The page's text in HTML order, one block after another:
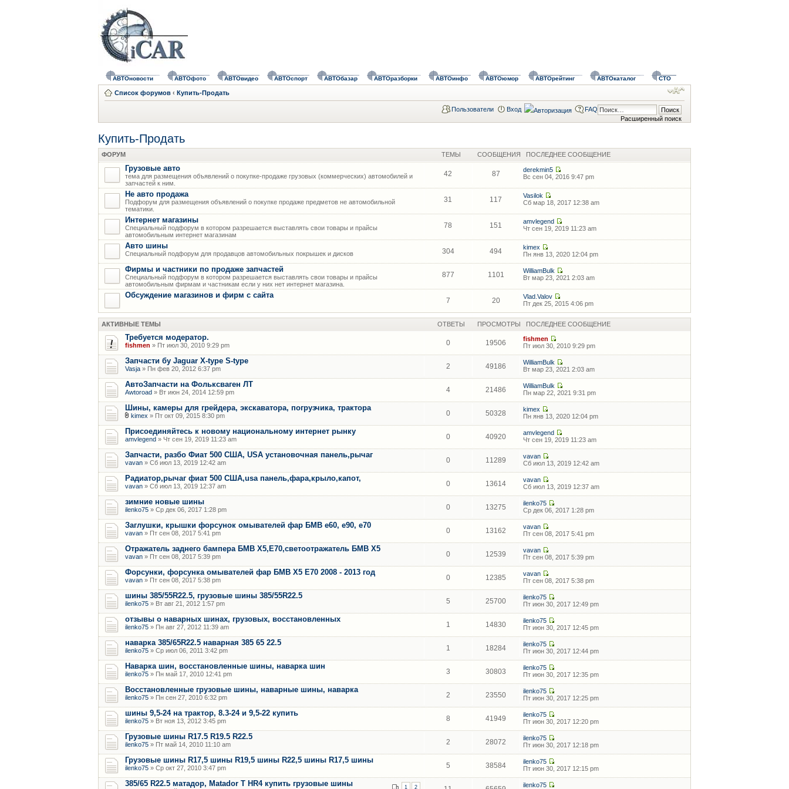
АВТОновости АВТОфото АВТОвидео АВТОспорт АВТОбазар АВТОразборки АВТОинфо АВТОюмор АВТОрейтинг АВТОкаталог СТО
Список форумов ‹ Купить-Продать
Расширенный поиск
Пользователи Вход FAQ
Купить-Продать
ФОРУМ ТЕМЫ СООБЩЕНИЯ ПОСЛЕДНЕЕ СООБЩЕНИЕ
Грузовые авто
тема для размещения объявлений о покупке-продаже грузовых (коммерческих) автомобилей и
запчастей к ним.
42 87
derekmin5
Вс сен 04, 2016 9:47 pm
Не авто продажа
Подфорум для размещения объявлений о покупке продаже предметов не автомобильной
тематики.
31 117
Vasilok
Сб мар 18, 2017 12:38 am
Интернет магазины
Специальный подфорум в котором разрешается выставлять свои товары и прайсы
автомобильным интернет магазинам
78 151
amvlegend
Чт сен 19, 2019 11:23 am
Авто шины
Специальный подфорум для продавцов автомобильных покрышек и дисков 304 494
kimex
Пн янв 13, 2020 12:04 pm
Фирмы и частники по продаже запчастей
Специальный подфорум в котором разрешается выставлять свои товары и прайсы
автомобильным фирмам и частникам если у них нет интернет магазина.
877 1101
WilliamBulk
Вт мар 23, 2021 2:03 am
Обсуждение магазинов и фирм с сайта
7 20
Vlad.Valov
Пт дек 25, 2015 4:06 pm
АКТИВНЫЕ ТЕМЫ ОТВЕТЫ ПРОСМОТРЫ ПОСЛЕДНЕЕ СООБЩЕНИЕ
Требуется модератор.
fishmen » Пт июл 30, 2010 9:29 pm 0 19506
fishmen
Пт июл 30, 2010 9:29 pm
Запчасти бу Jaguar X-type S-type
Vasja » Пн фев 20, 2012 6:37 pm 2 49186
WilliamBulk
Вт мар 23, 2021 2:03 am
АвтоЗапчасти на Фольксваген ЛТ
Awtoroad » Вт июн 24, 2014 12:59 pm 4 21486
WilliamBulk
Пн мар 22, 2021 9:31 pm
Шины, камеры для грейдера, экскаватора, погрузчика, трактора
kimex » Пт окт 09, 2015 8:30 pm 0 50328
kimex
Пн янв 13, 2020 12:04 pm
Присоединяйтесь к новому национальному интернет рынку
amvlegend » Чт сен 19, 2019 11:23 am 0 40920
amvlegend
Чт сен 19, 2019 11:23 am
Запчасти, разбо Фиат 500 США, USA установочная панель,рычаг
vavan » Сб июл 13, 2019 12:42 am 0 11289
vavan
Сб июл 13, 2019 12:42 am
Радиатор,рычаг фиат 500 США,usa панель,фара,крыло,капот,
vavan » Сб июл 13, 2019 12:37 am 0 13614
vavan
Сб июл 13, 2019 12:37 am
зимние новые шины
ilenko75 » Ср дек 06, 2017 1:28 pm 0 13275
ilenko75
Ср дек 06, 2017 1:28 pm
Заглушки, крышки форсунок омывателей фар БМВ е60, е90, е70
vavan » Пт сен 08, 2017 5:41 pm 0 13162
vavan
Пт сен 08, 2017 5:41 pm
Отражатель заднего бампера БМВ Х5,Е70,светоотражатель БМВ Х5
vavan » Пт сен 08, 2017 5:39 pm 0 12539
vavan
Пт сен 08, 2017 5:39 pm
Форсунки, форсунка омывателей фар БМВ Х5 Е70 2008 - 2013 год
vavan » Пт сен 08, 2017 5:38 pm 0 12385
vavan
Пт сен 08, 2017 5:38 pm
шины 385/55R22.5, грузовые шины 385/55R22.5
ilenko75 » Вт авг 21, 2012 1:57 pm 5 25700
ilenko75
Пт июн 30, 2017 12:49 pm
отзывы о наварных шинах, грузовых, восстановленных
ilenko75 » Пн авг 27, 2012 11:39 am 1 14830
ilenko75
Пт июн 30, 2017 12:45 pm
наварка 385/65R22.5 наварная 385 65 22.5
ilenko75 » Ср июл 06, 2011 3:42 pm 1 18284
ilenko75
Пт июн 30, 2017 12:44 pm
Наварка шин, восстановленные шины, наварка шин
ilenko75 » Пн май 17, 2010 12:41 pm 3 30803
ilenko75
Пт июн 30, 2017 12:35 pm
Восстановленные грузовые шины, наварные шины, наварка
ilenko75 » Пн сен 27, 2010 6:32 pm 2 23550
ilenko75
Пт июн 30, 2017 12:25 pm
шины 9,5-24 на трактор, 8.3-24 и 9,5-22 купить
ilenko75 » Вт ноя 13, 2012 3:45 pm 8 41949
ilenko75
Пт июн 30, 2017 12:20 pm
Грузовые шины R17.5 R19.5 R22.5
ilenko75 » Пт май 14, 2010 11:10 am 2 28072
ilenko75
Пт июн 30, 2017 12:18 pm
Грузовые шины R17,5 шины R19,5 шины R22,5 шины R17,5 шины
ilenko75 » Ср окт 27, 2010 3:47 pm 5 38584
ilenko75
Пт июн 30, 2017 12:15 pm
385/65 R22.5 матадор, Matador T HR4 купить грузовые шины 1 2
ilenko75